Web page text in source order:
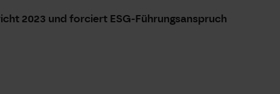
2023 und forciert ESG-Führungsanspruch